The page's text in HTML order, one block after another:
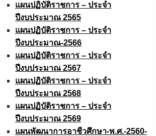
แผนปฏิบัติราชการ – ประจำ
ปีงบประมาณ 2565
แผนปฏิบัติราชการ – ประจำ
ปีงบประมาณ-2566
แผนปฏิบัติราชการ – ประจำ
ปีงบประมาณ 2567
แผนปฏิบัติราชการ – ประจำ
ปีงบประมาณ 2568
แผนปฏิบัติราชการ – ประจำ
ปีงบประมาณ 2569
แผนพัฒนาการอาชีวศึกษา-พ.ศ.-2560-